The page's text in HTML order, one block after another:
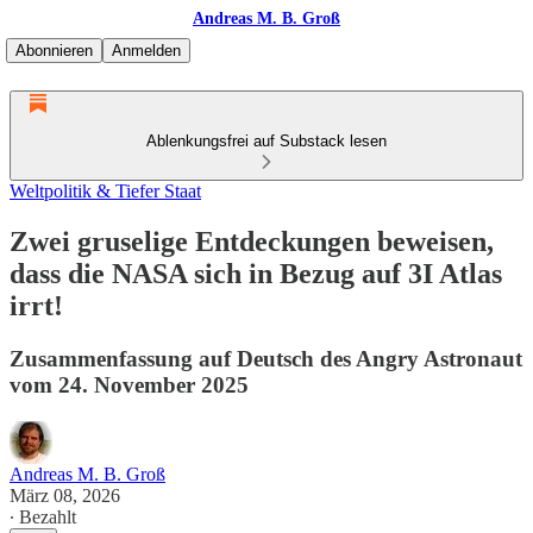
Andreas M. B. Groß
Abonnieren
Anmelden
Ablenkungsfrei auf Substack lesen
Weltpolitik & Tiefer Staat
Zwei gruselige Entdeckungen beweisen,
dass die NASA sich in Bezug auf 3I Atlas
irrt!
Zusammenfassung auf Deutsch des Angry Astronaut
vom 24. November 2025
Andreas M. B. Groß
März 08, 2026
∙ Bezahlt